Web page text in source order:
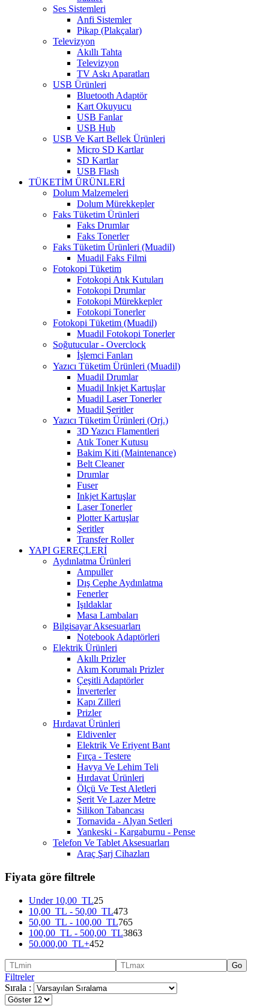
Ses Sistemleri
Anfi Sistemler
Pikap (Plakçalar)
Televizyon
Akıllı Tahta
Televizyon
TV Askı Aparatları
USB Ürünleri
Bluetooth Adaptör
Kart Okuyucu
USB Fanlar
USB Hub
USB Ve Kart Bellek Ürünleri
Micro SD Kartlar
SD Kartlar
USB Flash
TÜKETİM ÜRÜNLERİ
Dolum Malzemeleri
Dolum Mürekkepler
Faks Tüketim Ürünleri
Faks Drumlar
Faks Tonerler
Faks Tüketim Ürünleri (Muadil)
Muadil Faks Filmi
Fotokopi Tüketim
Fotokopi Atık Kutuları
Fotokopi Drumlar
Fotokopi Mürekkepler
Fotokopi Tonerler
Fotokopi Tüketim (Muadil)
Muadil Fotokopi Tonerler
Soğutucular - Overclock
İşlemci Fanları
Yazıcı Tüketim Ürünleri (Muadil)
Muadil Drumlar
Muadil Inkjet Kartuşlar
Muadil Laser Tonerler
Muadil Şeritler
Yazıcı Tüketim Ürünleri (Orj.)
3D Yazıcı Flamentleri
Atık Toner Kutusu
Bakim Kiti (Maintenance)
Belt Cleaner
Drumlar
Fuser
Inkjet Kartuşlar
Laser Tonerler
Plotter Kartuşlar
Şeritler
Transfer Roller
YAPI GEREÇLERİ
Aydınlatma Ürünleri
Ampuller
Dış Cephe Aydınlatma
Fenerler
Işıldaklar
Masa Lambaları
Bilgisayar Aksesuarları
Notebook Adaptörleri
Elektrik Ürünleri
Akıllı Prizler
Akım Korumalı Prizler
Çeşitli Adaptörler
İnverterler
Kapı Zilleri
Prizler
Hırdavat Ürünleri
Eldivenler
Elektrik Ve Eriyent Bant
Fırça - Testere
Havya Ve Lehim Teli
Hırdavat Ürünleri
Ölçü Ve Test Aletleri
Şerit Ve Lazer Metre
Silikon Tabancası
Tornavida - Alyan Setleri
Yankeski - Kargaburnu - Pense
Telefon Ve Tablet Aksesuarları
Araç Şarj Cihazları
Fiyata göre filtrele
Under 10,00 TL25
10,00 TL - 50,00 TL473
50,00 TL - 100,00 TL765
100,00 TL - 500,00 TL3863
50.000,00 TL+452
Go
Filtreler
Sırala :